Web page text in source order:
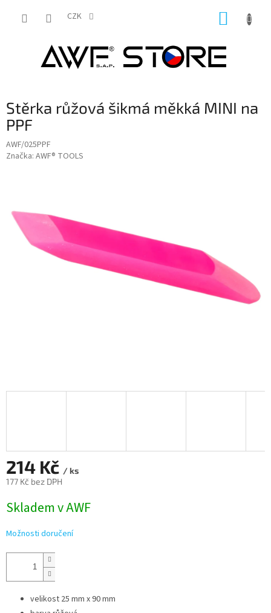
CZK
Stěrka růžová šikmá měkká MINI na
PPF
AWF/025PPF
Značka: AWF® TOOLS
214 Kč / ks
177 Kč bez DPH
cena:
Skladem v AWF
Možnosti doručení
velikost 25 mm x 90 mm